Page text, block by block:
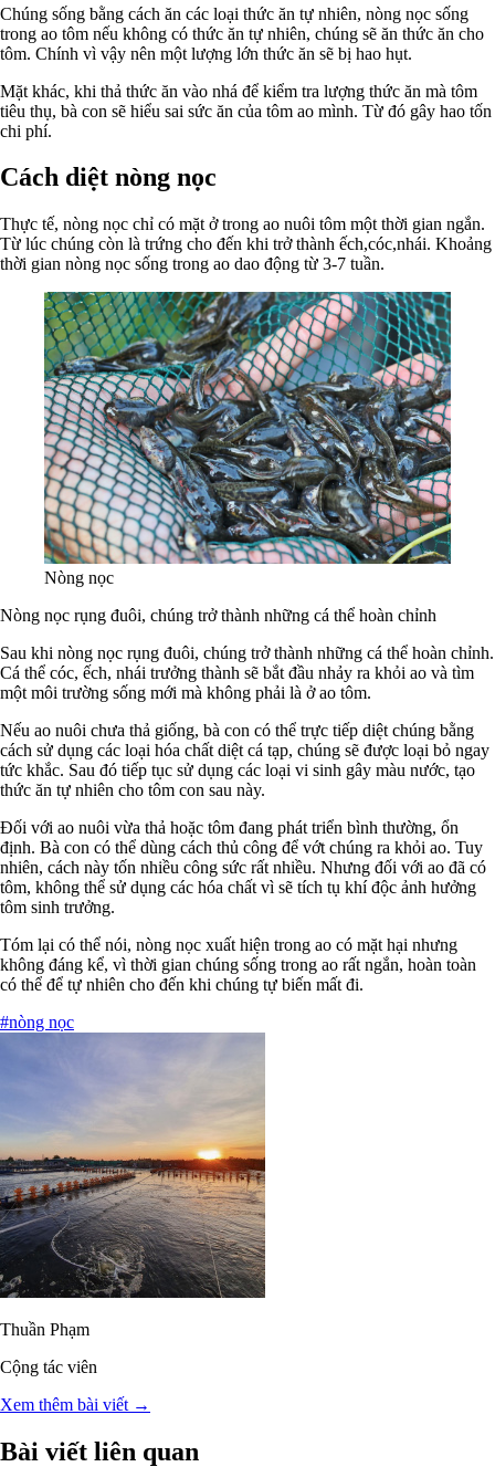
Chúng sống bằng cách ăn các loại thức ăn tự nhiên, nòng nọc sống
trong ao tôm nếu không có thức ăn tự nhiên, chúng sẽ ăn thức ăn cho
tôm. Chính vì vậy nên một lượng lớn thức ăn sẽ bị hao hụt.
Mặt khác, khi thả thức ăn vào nhá để kiểm tra lượng thức ăn mà tôm
tiêu thụ, bà con sẽ hiểu sai sức ăn của tôm ao mình. Từ đó gây hao tốn
chi phí.
Cách diệt nòng nọc
Thực tế, nòng nọc chỉ có mặt ở trong ao nuôi tôm một thời gian ngắn.
Từ lúc chúng còn là trứng cho đến khi trở thành ếch,cóc,nhái. Khoảng
thời gian nòng nọc sống trong ao dao động từ 3-7 tuần.
Nòng nọc
Nòng nọc rụng đuôi, chúng trở thành những cá thể hoàn chỉnh
Sau khi nòng nọc rụng đuôi, chúng trở thành những cá thể hoàn chỉnh.
Cá thể cóc, ếch, nhái trưởng thành sẽ bắt đầu nhảy ra khỏi ao và tìm
một môi trường sống mới mà không phải là ở ao tôm.
Nếu ao nuôi chưa thả giống, bà con có thể trực tiếp diệt chúng bằng
cách sử dụng các loại hóa chất diệt cá tạp, chúng sẽ được loại bỏ ngay
tức khắc. Sau đó tiếp tục sử dụng các loại vi sinh gây màu nước, tạo
thức ăn tự nhiên cho tôm con sau này.
Đối với ao nuôi vừa thả hoặc tôm đang phát triển bình thường, ổn
định. Bà con có thể dùng cách thủ công để vớt chúng ra khỏi ao. Tuy
nhiên, cách này tốn nhiều công sức rất nhiều. Nhưng đối với ao đã có
tôm, không thể sử dụng các hóa chất vì sẽ tích tụ khí độc ảnh hưởng
tôm sinh trưởng.
Tóm lại có thể nói, nòng nọc xuất hiện trong ao có mặt hại nhưng
không đáng kể, vì thời gian chúng sống trong ao rất ngắn, hoàn toàn
có thể để tự nhiên cho đến khi chúng tự biến mất đi.
#nòng nọc
Thuần Phạm
Cộng tác viên
Xem thêm bài viết →
Bài viết liên quan